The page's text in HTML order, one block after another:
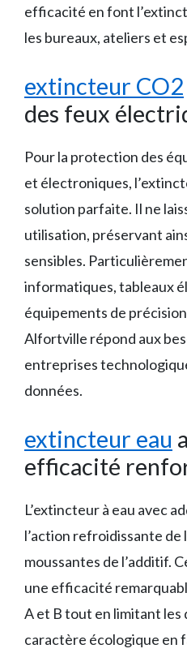
efficacité en font
les bureaux, ateliers et
extincteur CO2
des feux
Pour la protection des
et électroniques,
solution parfaite. Il ne
utilisation, préservant
sensibles.
informatiques, tableaux
équipements de
Alfortville répond aux
entreprises
données.
extincteur eau
efficacité
L’extincteur à eau avec
l’action refroidissante de
moussantes de l’additif.
une efficacité
A et B tout en limitant les
caractère écologique en